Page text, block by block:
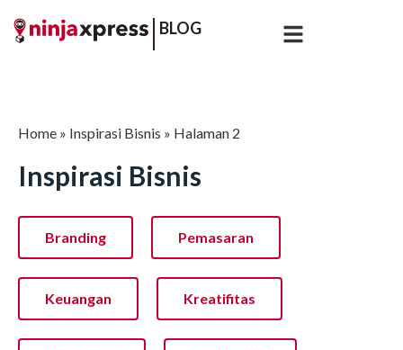
BLOG
Home » Inspirasi Bisnis » Halaman 2
Inspirasi Bisnis
Branding Pemasaran
Keuangan Kreatifitas